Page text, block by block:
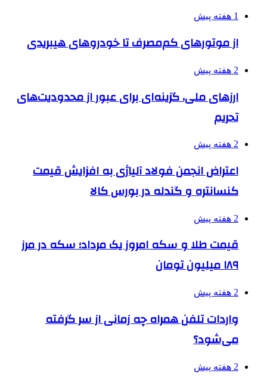
1 هفته پیش
از موتورهای کم‌مصرف تا خودروهای هیبریدی
2 هفته پیش
ارزهای ملی، گزینه‌ای برای عبور از محدودیت‌های
تحریم
2 هفته پیش
اعتراض انجمن فولاد آلیاژی به افزایش قیمت
کنسانتره و گندله در بورس کالا
2 هفته پیش
قیمت طلا و سکه امروز یک مرداد؛ سکه در مرز
۱۸۹ میلیون تومان
2 هفته پیش
واردات تلفن همراه چه زمانی از سر گرفته
می‌شود؟
2 هفته پیش